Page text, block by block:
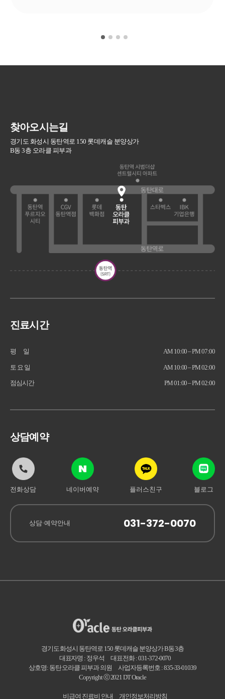
찾아오시는길
경기도 화성시 동탄역로 150 롯데캐슬 분양상가
B동 3층 오라클 피부과
진료시간
평 일 AM 10:00 – PM 07:00
토 요 일 AM 10:00 – PM 02:00
점심시간 PM 01:00 – PM 02:00
상담예약
전화상담 네이버예약 플러스친구 블로그
상담·예약안내 031-372-0070
경기도 화성시 동탄역로 150 롯데캐슬 분양상가 B동 3층
대표자명 : 정우석
대표전화 : 031-372-0070
상호명: 동탄 오라클 피부과 의원
사업자등록번호 : 835-33-01039
Copyright ⓒ 2021 DT Oracle
비급여 진료비 안내 개인정보처리방침